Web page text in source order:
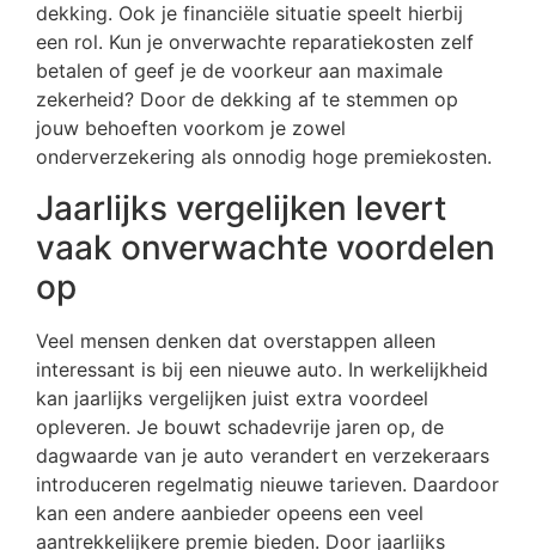
dekking. Ook je financiële situatie speelt hierbij
een rol. Kun je onverwachte reparatiekosten zelf
betalen of geef je de voorkeur aan maximale
zekerheid? Door de dekking af te stemmen op
jouw behoeften voorkom je zowel
onderverzekering als onnodig hoge premiekosten.
Jaarlijks vergelijken levert
vaak onverwachte voordelen
op
Veel mensen denken dat overstappen alleen
interessant is bij een nieuwe auto. In werkelijkheid
kan jaarlijks vergelijken juist extra voordeel
opleveren. Je bouwt schadevrije jaren op, de
dagwaarde van je auto verandert en verzekeraars
introduceren regelmatig nieuwe tarieven. Daardoor
kan een andere aanbieder opeens een veel
aantrekkelijkere premie bieden. Door jaarlijks